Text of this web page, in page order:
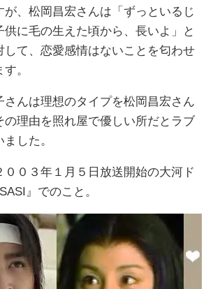
が、松岡昌宏さんは「ずっといるじ
供に毛の生えた頃から、長いよ」と
して、恋愛感情はないことを匂わせ
。
さんは理想のタイプを松岡昌宏さん
の理由を照れ屋で優しい所だとラブ
した。
００３年１月５日放送開始の大河ド
』でのこと。